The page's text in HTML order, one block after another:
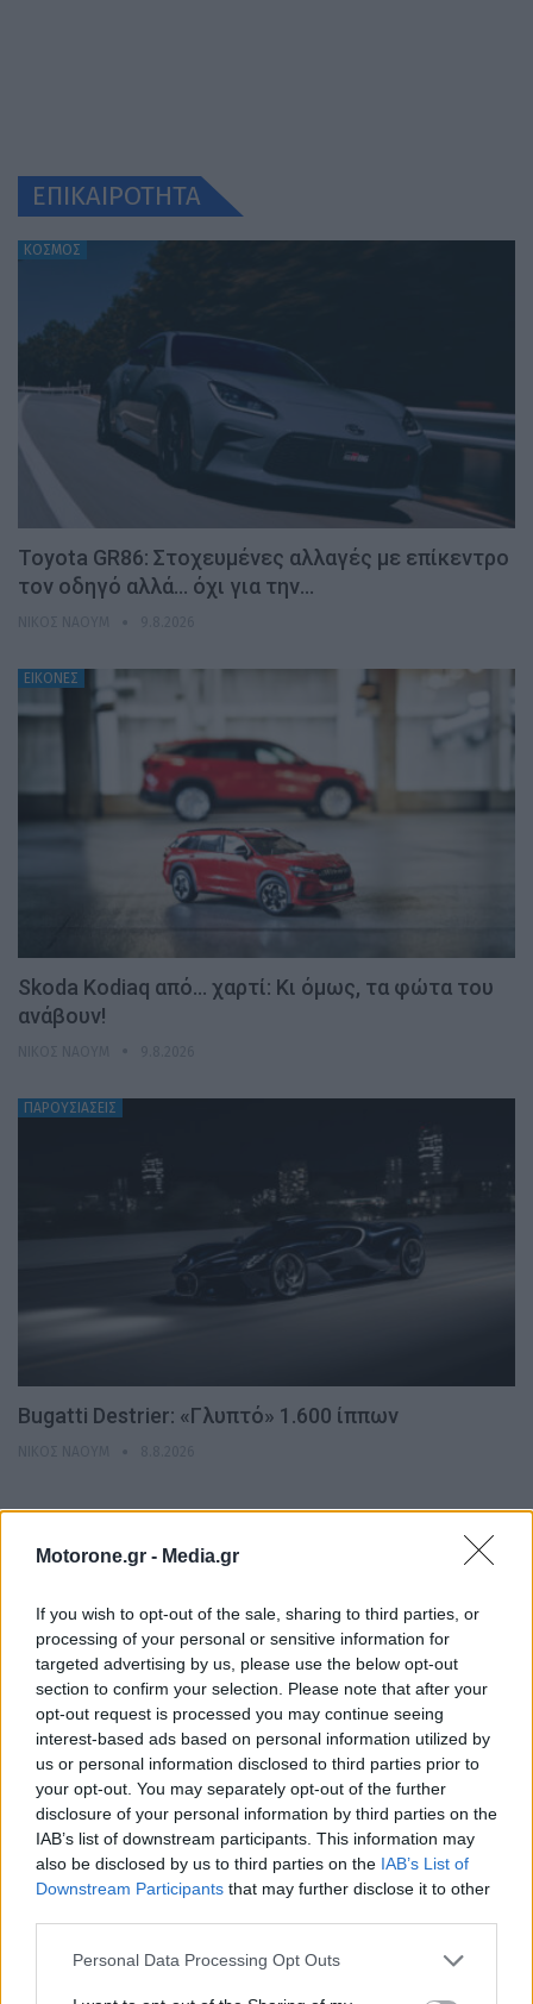
Motorone.gr - Media.gr
If you wish to opt-out of the sale, sharing to third parties, or
processing of your personal or sensitive information for
targeted advertising by us, please use the below opt-out
section to confirm your selection. Please note that after your
opt-out request is processed you may continue seeing
interest-based ads based on personal information utilized by
us or personal information disclosed to third parties prior to
your opt-out. You may separately opt-out of the further
disclosure of your personal information by third parties on the
IAB’s list of downstream participants. This information may
also be disclosed by us to third parties on the IAB’s List of
Downstream Participants that may further disclose it to other
Personal Data Processing Opt Outs
ΕΠΙΚΑΙΡΟΤΗΤΑ
ΚΟΣΜΟΣ
Toyota GR86: Στοχευμένες αλλαγές με επίκεντρο
τον οδηγό αλλά… όχι για την…
ΕΙΚΟΝΕΣ
Skoda Kodiaq από… χαρτί: Κι όμως, τα φώτα του
ανάβουν!
ΠΑΡΟΥΣΙΑΣΕΙΣ
Bugatti Destrier: «Γλυπτό» 1.600 ίππων
MOTOR GREEN
MOTOR GREEN
παρόχων ενέργειας